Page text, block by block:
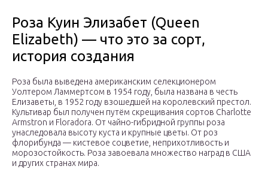
Роза Куин Элизабет (Queen
Elizabeth) — что это за сорт,
история создания
Роза была выведена американским селекционером
Уолтером Ламмертсом в 1954 году, была названа в честь
Елизаветы, в 1952 году взошедшей на королевский престол.
Культивар был получен путём скрещивания сортов Charlotte
Armstron и Floradora. От чайно-гибридной группы роза
унаследовала высоту куста и крупные цветы. От роз
флорибунда — кистевое соцветие, неприхотливость и
морозостойкость. Роза завоевала множество наград в США
и других странах мира.